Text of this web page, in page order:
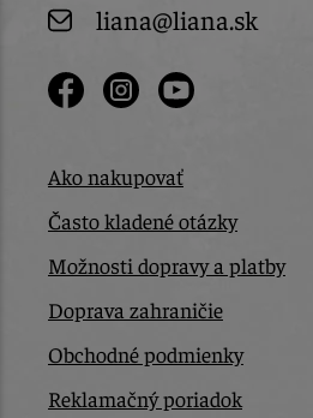
liana@liana.sk
Ako nakupovať
Často kladené otázky
Možnosti dopravy a platby
Doprava zahraničie
Obchodné podmienky
Reklamačný poriadok